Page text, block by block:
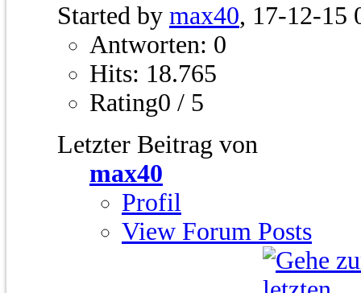
Started by max40, 17-12-15
Antworten: 0
Hits: 18.765
Rating0 / 5
Letzter Beitrag von
max40
Profil
View Forum Posts